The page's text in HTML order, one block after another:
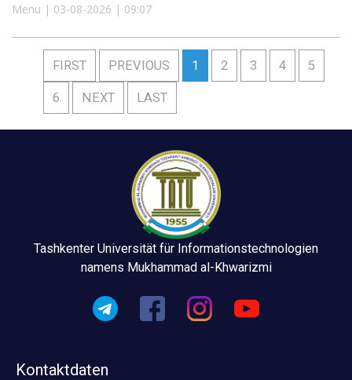
Menu | 03-08-2026 | 09:07
FIRST PREVIOUS 1 2 3 4 5
6 NEXT LAST
Tashkenter Universität für Informationstechnologien
namens Mukhammad al-Khwarizmi
Kontaktdaten